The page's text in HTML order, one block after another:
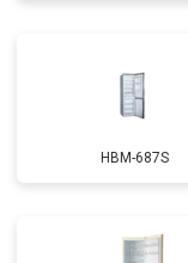
HBM-687S